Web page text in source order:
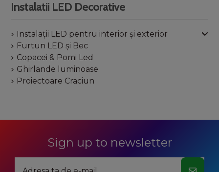
Instalatii LED Decorative
Instalații LED pentru interior și exterior
Furtun LED și Bec
Copacei & Pomi Led
Ghirlande luminoase
Proiectoare Craciun
Sign up to newsletter